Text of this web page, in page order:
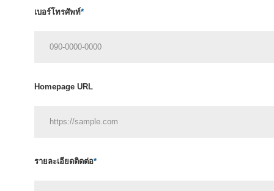
เบอร์โทรศัพท์*
Homepage URL
รายละเอียดติดต่อ*